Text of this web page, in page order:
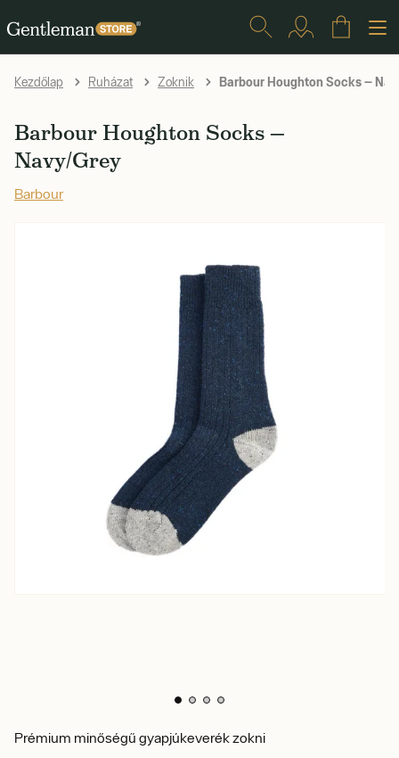
Kezdőlap Ruházat Zoknik Barbour Houghton Socks —
Barbour Houghton Socks —
Navy/Grey
Barbour
Prémium minőségű gyapjúkeverék zokni